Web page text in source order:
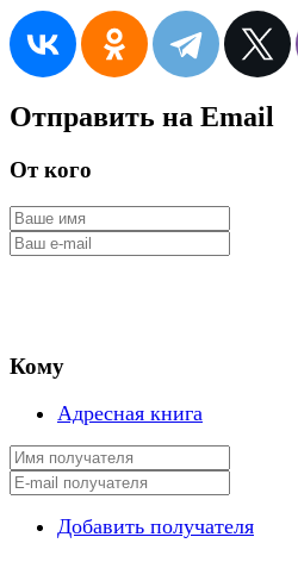
Отправить на Email
От кого
Кому
Адресная книга
Добавить получателя